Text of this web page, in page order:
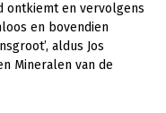
ontkiemt en vervolgens
en bovendien
aldus Jos
Mineralen van de